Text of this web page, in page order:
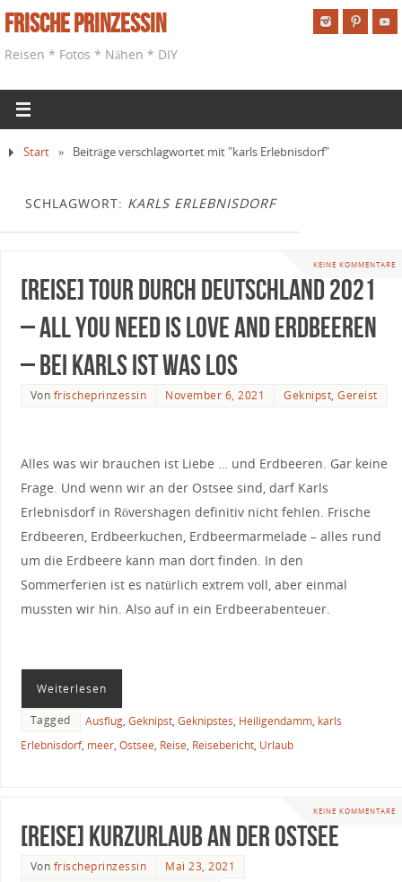
Frische Prinzessin
Reisen * Fotos * Nähen * DIY
Start » Beiträge verschlagwortet mit "karls Erlebnisdorf"
SCHLAGWORT: KARLS ERLEBNISDORF
KEINE KOMMENTARE
[Reise] Tour durch Deutschland 2021
– All you need is love and Erdbeeren
– Bei Karls ist was los
Von frischeprinzessin November 6, 2021 Geknipst,Gereist
Alles was wir brauchen ist Liebe … und Erdbeeren. Gar keine
Frage. Und wenn wir an der Ostsee sind, darf Karls
Erlebnisdorf in Rövershagen definitiv nicht fehlen. Frische
Erdbeeren, Erdbeerkuchen, Erdbeermarmelade – alles rund
um die Erdbeere kann man dort finden. In den
Sommerferien ist es natürlich extrem voll, aber einmal
mussten wir hin. Also auf in ein Erdbeerabenteuer.
Weiterlesen
Tagged Ausflug, Geknipst, Geknipstes, Heiligendamm, karls
Erlebnisdorf, meer, Ostsee, Reise, Reisebericht, Urlaub
KEINE KOMMENTARE
[Reise] Kurzurlaub an der Ostsee
Von frischeprinzessin
Mai 23, 2021